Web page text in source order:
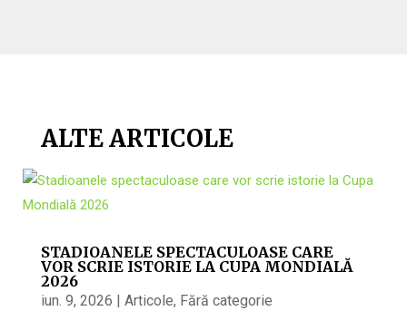
ALTE ARTICOLE
STADIOANELE SPECTACULOASE CARE
VOR SCRIE ISTORIE LA CUPA MONDIALĂ
2026
iun. 9, 2026 | Articole, Fără categorie